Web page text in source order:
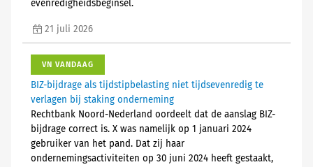
evenredigheidsbeginsel.
21 juli 2026
VN VANDAAG
BIZ-bijdrage als tijdstipbelasting niet tijdsevenredig te
verlagen bij staking onderneming
Rechtbank Noord-Nederland oordeelt dat de aanslag BIZ-
bijdrage correct is. X was namelijk op 1 januari 2024
gebruiker van het pand. Dat zij haar
ondernemingsactiviteiten op 30 juni 2024 heeft gestaakt,